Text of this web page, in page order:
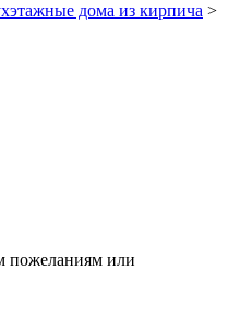
дома из кирпича >
пожеланиям или